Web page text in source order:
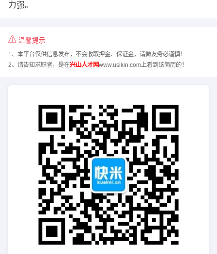
力强。
温馨提示
1、本平台仅供信息发布，不会收取押金、保证金，请微友务必谨慎！
2、请告知求职者，是在兴山人才网www.usikin.com上看到该简历的！